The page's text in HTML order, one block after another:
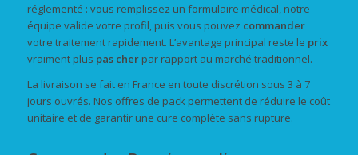
réglementé : vous remplissez un formulaire médical, notre
équipe valide votre profil, puis vous pouvez commander
votre traitement rapidement. L’avantage principal reste le prix
vraiment plus pas cherpar rapport au marché traditionnel.
La livraison se fait en France en toute discrétion sous 3 à 7
jours ouvrés. Nos offres de pack permettent de réduire le coût
unitaire et de garantir une cure complète sans rupture.